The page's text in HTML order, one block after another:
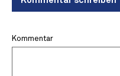
Kommentar